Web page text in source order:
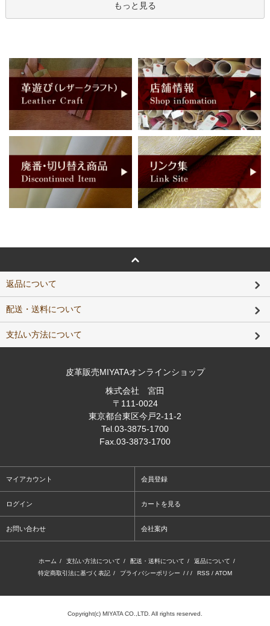
もっと見る
返品について
配送・送料について
支払い方法について
皮革販売MIYATAオンラインショップ
株式会社 宮田
〒111-0024
東京都台東区今戸2-11-2
Tel.03-3875-1700
Fax.03-3873-1700
マイアカウント 会員登録
ログイン カートを見る
お問い合わせ 会社案内
ホーム / 支払い方法について / 配送・送料について / 返品について /
特定商取引法に基づく表記 / プライバシーポリシー / / / RSS / ATOM
Copyright(c) MIYATA CO.,LTD. All rights reserved.